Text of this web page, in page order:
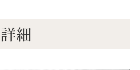
細